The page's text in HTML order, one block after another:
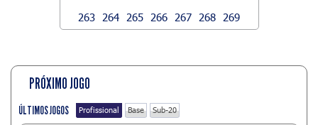
263
264 265 266 267 268 269
PRÓXIMO JOGO
ÚLTIMOS JOGOS Profissional Base Sub-20